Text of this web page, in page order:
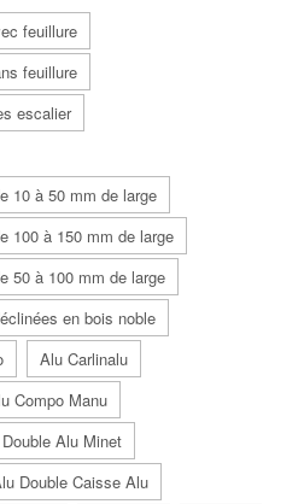
feuillure
feuillure
escalier
10 à 50 mm de large
100 à 150 mm de large
50 à 100 mm de large
en bois noble
Alu Carlinalu
Compo Manu
Alu Minet
Double Caisse Alu